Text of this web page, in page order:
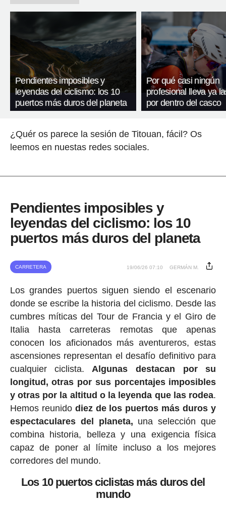
Pendientes imposibles y
leyendas del ciclismo: los 10
puertos más duros del planeta
Por qué casi ningún
profesional lleva ya
por dentro del casco
¿Quér os parece la sesión de Titouan, fácil? Os
leemos en nuestas redes sociales.
Pendientes imposibles y
leyendas del ciclismo: los 10
puertos más duros del planeta
CARRETERA 19/06/26 07:10 GERMÁN M.
Los grandes puertos siguen siendo el escenario
donde se escribe la historia del ciclismo. Desde las
cumbres míticas del Tour de Francia y el Giro de
Italia hasta carreteras remotas que apenas
conocen los aficionados más aventureros, estas
ascensiones representan el desafío definitivo para
cualquier ciclista. Algunas destacan por su
longitud, otras por sus porcentajes imposibles
y otras por la altitud o la leyenda que las rodea.
Hemos reunido diez de los puertos más duros y
espectaculares del planeta, una selección que
combina historia, belleza y una exigencia física
capaz de poner al límite incluso a los mejores
corredores del mundo.
Los 10 puertos ciclistas más duros del
mundo